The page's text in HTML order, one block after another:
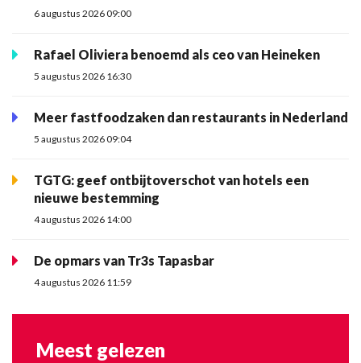
6 augustus 2026 09:00
Rafael Oliviera benoemd als ceo van Heineken
5 augustus 2026 16:30
Meer fastfoodzaken dan restaurants in Nederland
5 augustus 2026 09:04
TGTG: geef ontbijtoverschot van hotels een
nieuwe bestemming
4 augustus 2026 14:00
De opmars van Tr3s Tapasbar
4 augustus 2026 11:59
Meest gelezen